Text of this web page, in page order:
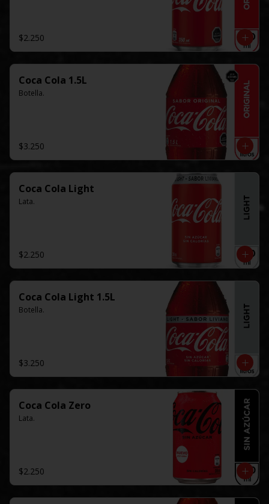
$2.250
Coca Cola 1.5L
Botella.
$3.250
Coca Cola Light
Lata.
$2.250
Coca Cola Light 1.5L
Botella.
$3.250
Coca Cola Zero
Lata.
$2.250